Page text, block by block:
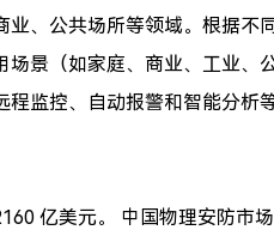
、公共场所等领域。根据不
景（如家庭、商业、工业、
监控、自动报警和智能分析
亿美元。 中国物理安防市